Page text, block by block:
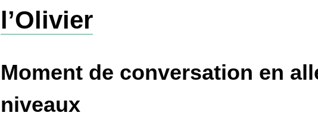
l’Olivier
Moment de conversation en
niveaux